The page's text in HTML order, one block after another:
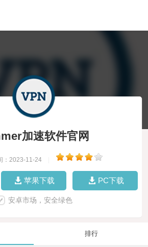
加速软件官网
：2023-11-24
苹果下载 PC下载
安卓市场，安全绿色
排行